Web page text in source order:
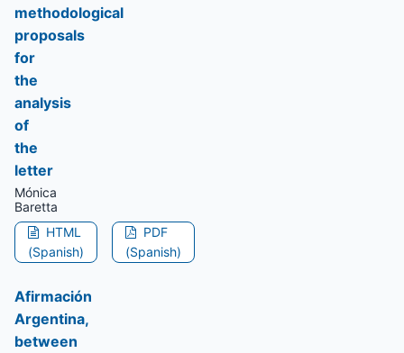
methodological
proposals
for
the
analysis
of
the
letter
Mónica
Baretta
HTML
(Spanish)
PDF
(Spanish)
Afirmación
Argentina,
between